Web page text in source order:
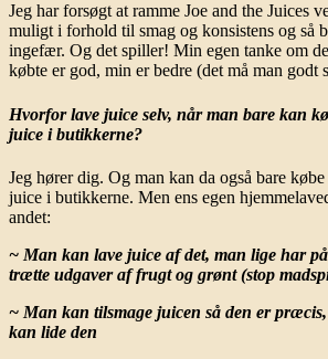
Jeg har forsøgt at ramme Joe and the Juices
muligt i forhold til smag og konsistens og så
ingefær. Og det spiller! Min egen tanke om
købte er god, min er bedre (det må man godt
Hvorfor lave juice selv, når man bare kan
juice i butikkerne?
Jeg hører dig. Og man kan da også bare
juice i butikkerne. Men ens egen
andet:
~ Man kan lave juice af det, man lige har
trætte udgaver af frugt og grønt (stop
~ Man kan tilsmage juicen så den er
kan lide den